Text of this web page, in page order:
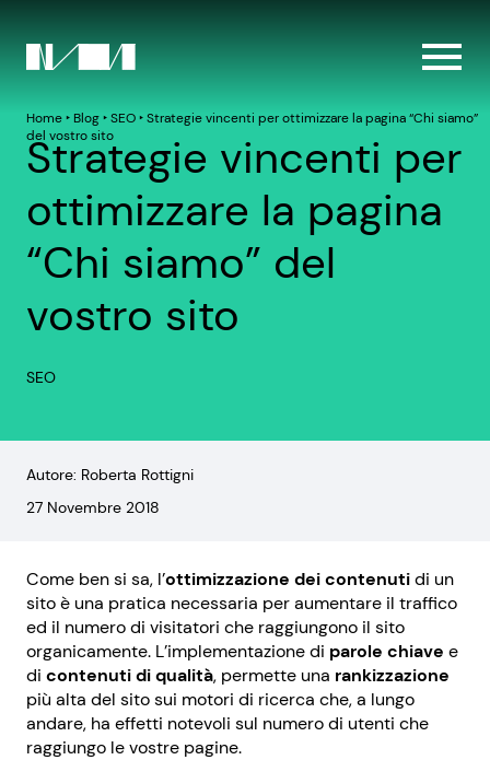
Home‣ Blog‣SEO‣Strategie vincenti per ottimizzare la pagina “Chi siamo”
del vostro sito
Strategie vincenti per
ottimizzare la pagina
“Chi siamo” del
vostro sito
SEO
Autore: Roberta Rottigni
27 Novembre 2018
Come ben si sa, l’ottimizzazione dei contenutidi un
sito è una pratica necessaria per aumentare il traffico
ed il numero di visitatori che raggiungono il sito
organicamente. L’implementazione di parole chiave e
di contenuti di qualità, permette una rankizzazione
più alta del sito sui motori di ricerca che, a lungo
andare, ha effetti notevoli sul numero di utenti che
raggiungo le vostre pagine.